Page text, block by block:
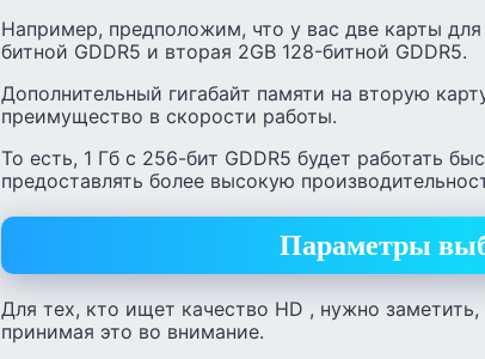
Например, предположим, что у вас две карты
битной GDDR5 и вторая 2GB 128-битной GDDR5.
Дополнительный гигабайт памяти на вторую
преимущество в скорости работы.
То есть, 1 Гб с 256-бит GDDR5 будет работать
предоставлять более высокую
Параметры
Для тех, кто ищет качество HD , нужно
принимая это во внимание.